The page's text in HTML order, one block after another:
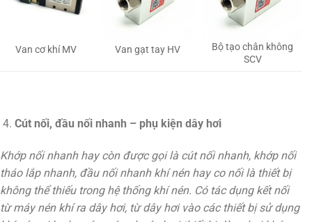
Van cơ khí MV Van gạt tay HV
Bộ tạo chân không
SCV
Cút nối, đầu nối nhanh – phụ kiện dây hơi
Khớp nối nhanh hay còn được gọi là cút nối nhanh, khớp nối
tháo lắp nhanh, đầu nối nhanh khí nén hay co nối là thiết bị
không thể thiếu trong hệ thống khí nén. Có tác dụng kết nối
từ máy nén khí ra dây hơi, từ dây hơi vào các thiết bị sử dụng